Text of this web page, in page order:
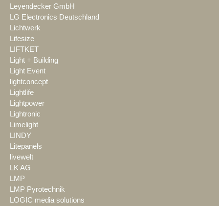
Leyendecker GmbH
LG Electronics Deutschland
Lichtwerk
Lifesize
LIFTKET
Light + Building
Light Event
lightconcept
Lightlife
Lightpower
Lightronic
Limelight
LINDY
Litepanels
livewelt
LK AG
LMP
LMP Pyrotechnik
LOGIC media solutions